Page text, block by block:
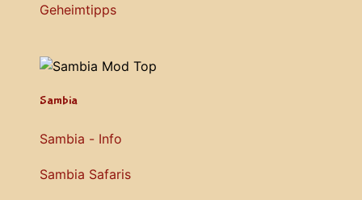
Geheimtipps
Sambia
Sambia - Info
Sambia Safaris